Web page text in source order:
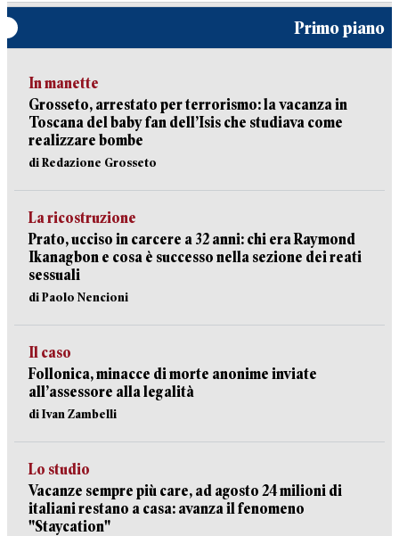
Primo piano
In manette
Grosseto, arrestato per terrorismo: la vacanza in
Toscana del baby fan dell’Isis che studiava come
realizzare bombe
di Redazione Grosseto
La ricostruzione
Prato, ucciso in carcere a 32 anni: chi era Raymond
Ikanagbon e cosa è successo nella sezione dei reati
sessuali
di Paolo Nencioni
Il caso
Follonica, minacce di morte anonime inviate
all’assessore alla legalità
di Ivan Zambelli
Lo studio
Vacanze sempre più care, ad agosto 24 milioni di
italiani restano a casa: avanza il fenomeno
"Staycation"